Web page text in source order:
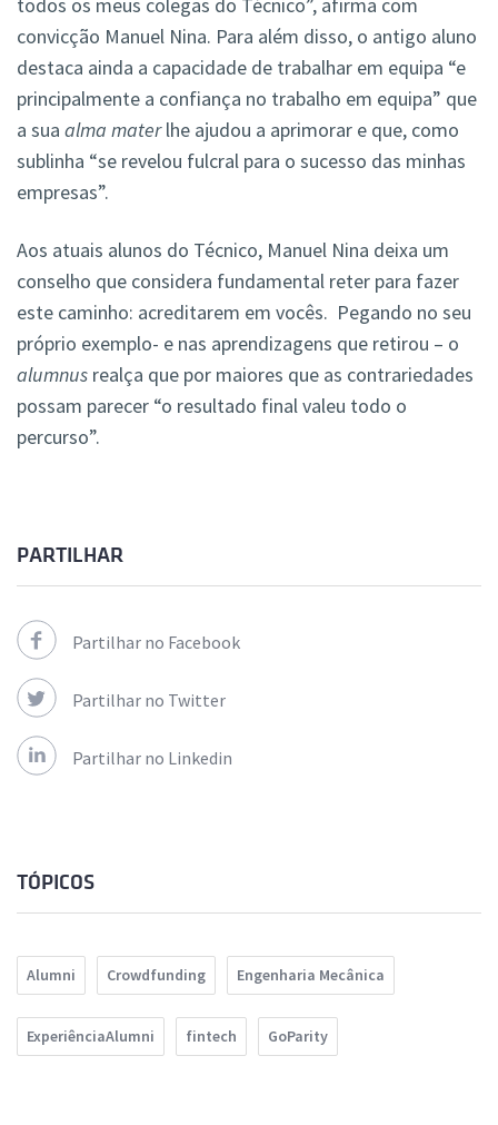
todos os meus colegas do Técnico”, afirma com
convicção Manuel Nina. Para além disso, o antigo aluno
destaca ainda a capacidade de trabalhar em equipa “e
principalmente a confiança no trabalho em equipa” que
a sua alma materlhe ajudou a aprimorar e que, como
sublinha “se revelou fulcral para o sucesso das minhas
empresas”.
Aos atuais alunos do Técnico, Manuel Nina deixa um
conselho que considera fundamental reter para fazer
este caminho: acreditarem em vocês. Pegando no seu
próprio exemplo- e nas aprendizagens que retirou – o
alumnus realça que por maiores que as contrariedades
possam parecer “o resultado final valeu todo o
percurso”.
PARTILHAR
Partilhar no Facebook
Partilhar no Twitter
Partilhar no Linkedin
TÓPICOS
Alumni Crowdfunding Engenharia Mecânica
ExperiênciaAlumni fintech GoParity